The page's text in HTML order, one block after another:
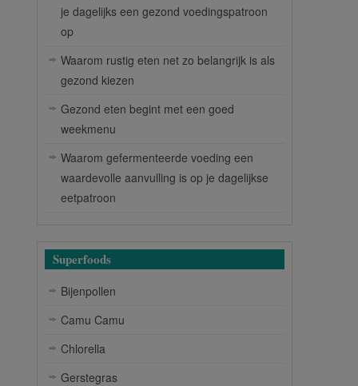
je dagelijks een gezond voedingspatroon
op
Waarom rustig eten net zo belangrijk is als
gezond kiezen
Gezond eten begint met een goed
weekmenu
Waarom gefermenteerde voeding een
waardevolle aanvulling is op je dagelijkse
eetpatroon
Superfoods
Bijenpollen
Camu Camu
Chlorella
Gerstegras